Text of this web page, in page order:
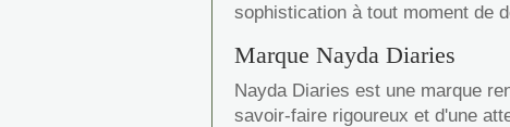
sophistication à tout moment de
Marque Nayda Diaries
Nayda Diaries est une marque
savoir-faire rigoureux et d'une